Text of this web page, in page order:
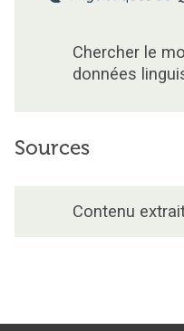
Chercher le
données
Sources
Contenu